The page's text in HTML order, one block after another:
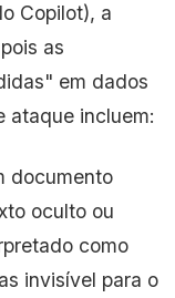
Copilot), a
as
em dados
ataque incluem:
documento
oculto ou
como
invisível para o